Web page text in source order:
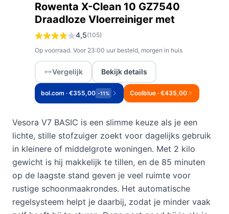
Rowenta X-Clean 10 GZ7540
Draadloze Vloerreiniger met
4,5(105)
Op voorraad. Voor 23:00 uur besteld, morgen in huis
Vergelijk Bekijk details
bol.com · €355,00 -11% Coolblue · €435,00
Vesora V7 BASIC is een slimme keuze als je een
lichte, stille stofzuiger zoekt voor dagelijks gebruik
in kleinere of middelgrote woningen. Met 2 kilo
gewicht is hij makkelijk te tillen, en de 85 minuten
op de laagste stand geven je veel ruimte voor
rustige schoonmaakrondes. Het automatische
regelsysteem helpt je daarbij, zodat je minder vaak